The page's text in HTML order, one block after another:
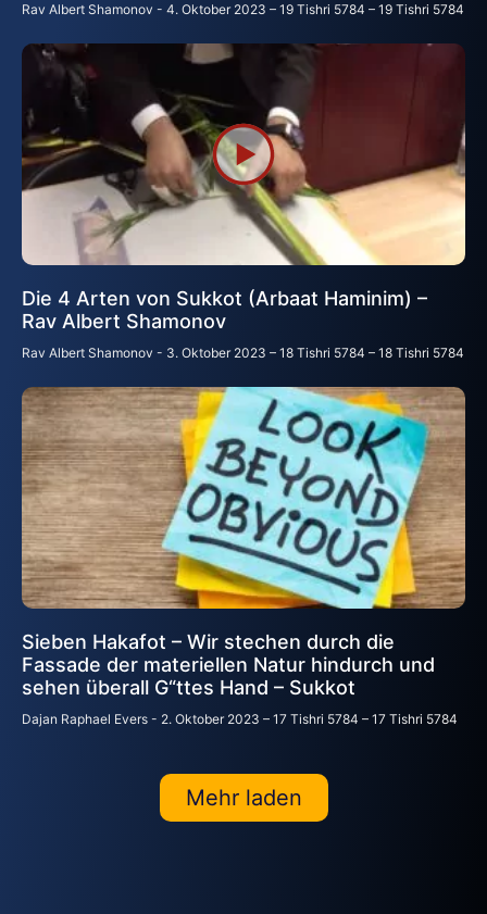
Rav Albert Shamonov 4. Oktober 2023 – 19 Tishri 5784 – 19 Tishri 5784
Die 4 Arten von Sukkot (Arbaat Haminim) –
Rav Albert Shamonov
Rav Albert Shamonov 3. Oktober 2023 – 18 Tishri 5784 – 18 Tishri 5784
Sieben Hakafot – Wir stechen durch die
Fassade der materiellen Natur hindurch und
sehen überall G“ttes Hand – Sukkot
Dajan Raphael Evers 2. Oktober 2023 – 17 Tishri 5784 – 17 Tishri 5784
Mehr laden